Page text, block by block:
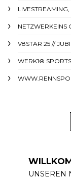
NETZWERKEINS
V8STAR 25 //
WERK1®
UNSEREN